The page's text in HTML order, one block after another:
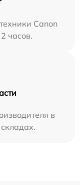
Canon
часов.
в